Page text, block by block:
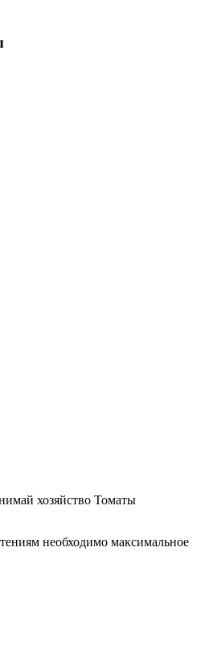
хозяйство Томаты
необходимо максимальное